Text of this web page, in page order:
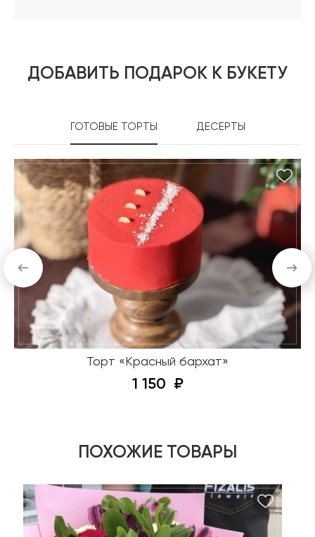
ДОБАВИТЬ ПОДАРОК К БУКЕТУ
ГОТОВЫЕ ТОРТЫ ДЕСЕРТЫ
Торт «Красный бархат»
1 150
ПОХОЖИЕ ТОВАРЫ